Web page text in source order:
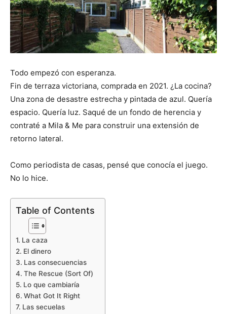
Todo empezó con esperanza.
Fin de terraza victoriana, comprada en 2021. ¿La cocina?
Una zona de desastre estrecha y pintada de azul. Quería
espacio. Quería luz. Saqué de un fondo de herencia y
contraté a Mila & Me para construir una extensión de
retorno lateral.
Como periodista de casas, pensé que conocía el juego.
No lo hice.
Table of Contents
La caza
El dinero
Las consecuencias
The Rescue (Sort Of)
Lo que cambiaría
What Got It Right
Las secuelas